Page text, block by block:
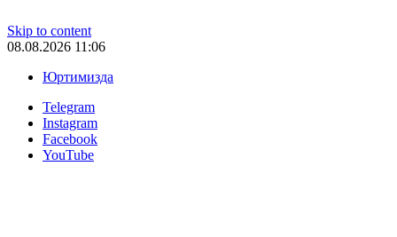
Skip to content
08.08.2026 11:06
Юртимизда
Telegram
Instagram
Facebook
YouTube